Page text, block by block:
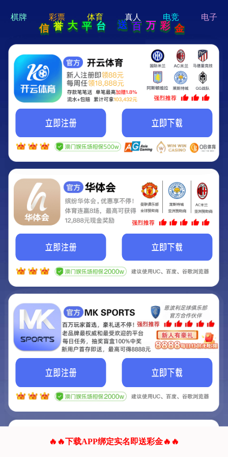
hi 💗
Hey Guys!
我们即将上线啦...
我们的网站正在建设.
它将是非常棒的网站.
联系我们!